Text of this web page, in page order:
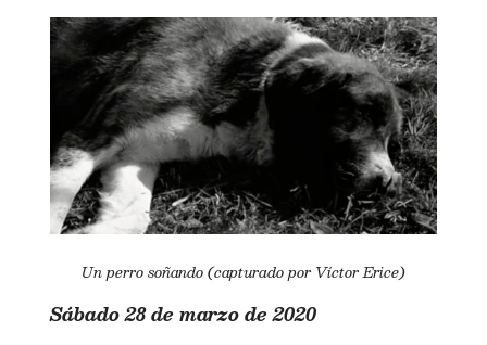
Un perro soñando (capturado por Víctor Erice)
Sábado 28 de marzo de 2020